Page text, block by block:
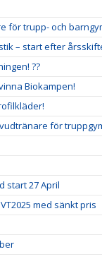
för trupp- och
– start efter
??
Biokampen!
för
start 27 April
med sänkt pris